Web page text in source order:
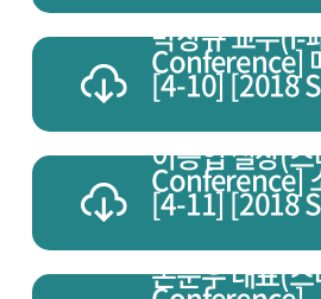
박창규 교수(I-
Conference]
이승엽 실장(
[4-10] [2018
Conference]
손준우 대표(
[4-11] [2018